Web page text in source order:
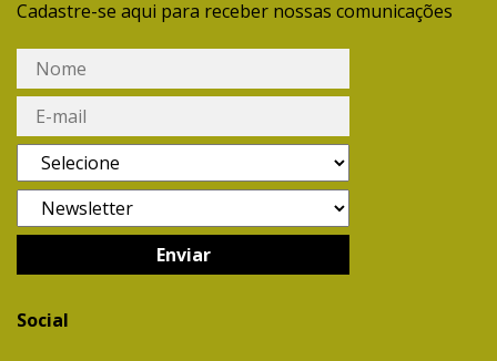
Cadastre-se aqui para receber nossas comunicações
Social